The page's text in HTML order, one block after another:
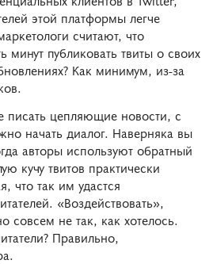
этой платформы легче
считают, что
минут публиковать твиты о своих
Как минимум, из-за
писать цепляющие новости, с
начать диалог. Наверняка вы
авторы используют обратный
кучу твитов практически
что так им удастся
«Воздействовать»,
совсем не так, как хотелось.
Правильно,